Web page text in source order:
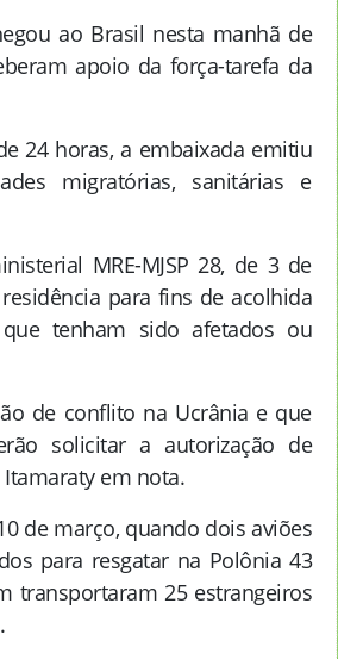
ao Brasil nesta manhã de
apoio da força-tarefa da
24 horas, a embaixada emitiu
migratórias, sanitárias e
MRE-MJSP 28, de 3 de
para fins de acolhida
tenham sido afetados ou
de conflito na Ucrânia e que
solicitar a autorização de
em nota.
de março, quando dois aviões
para resgatar na Polônia 43
transportaram 25 estrangeiros